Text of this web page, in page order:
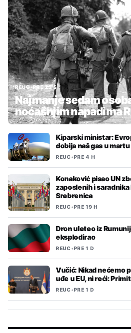
REUC•PRE 25 S
Najmanje sedam
noćašnjim napadima
Kiparski ministar:
dobija naš gas u
REUC•PRE 4 H
Konaković pisao UN
zaposlenih i
Srebrenica
REUC•PRE 19 H
Dron uleteo iz
eksplodirao
REUC•PRE 1 D
Vučić: Nikad nećemo
uđe u EU, ni reći:
REUC•PRE 1 D